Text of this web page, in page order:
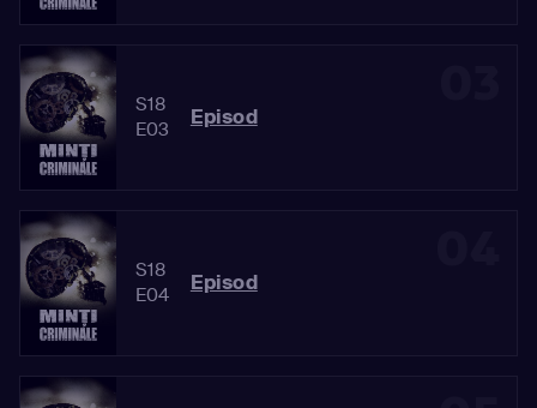
S18
E03
Episod
S18
E04
Episod